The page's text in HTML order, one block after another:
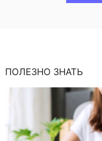
ПОЛЕЗНО ЗНАТЬ